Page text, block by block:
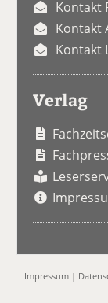
Kontakt
Kontakt
Kontakt
Verlag
Impressum |